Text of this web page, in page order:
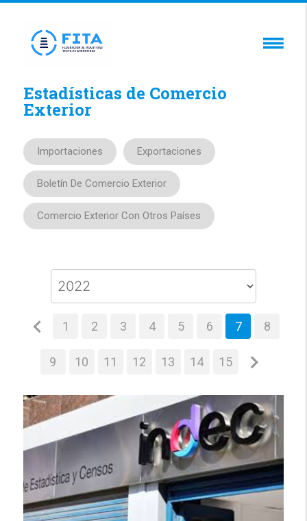
Estadísticas de Comercio
Exterior
Importaciones Exportaciones
Boletín De Comercio Exterior
Comercio Exterior Con Otros Países
1 2 3 4 5 6 7 8
9 10 11 12 13 14 15